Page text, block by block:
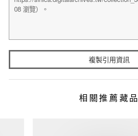
複製引用資訊
相關推薦藏品